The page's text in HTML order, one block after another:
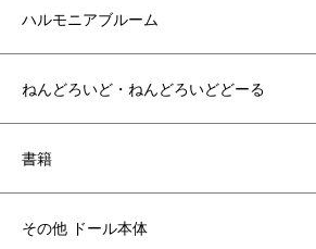
ハルモニアブルーム
ねんどろいど・ねんどろいどどーる
書籍
その他 ドール本体